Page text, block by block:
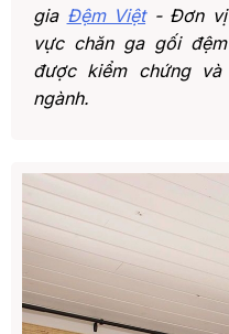
gia Đệm Việt- Đơn vị
vực chăn ga gối
được kiểm chứng
ngành.